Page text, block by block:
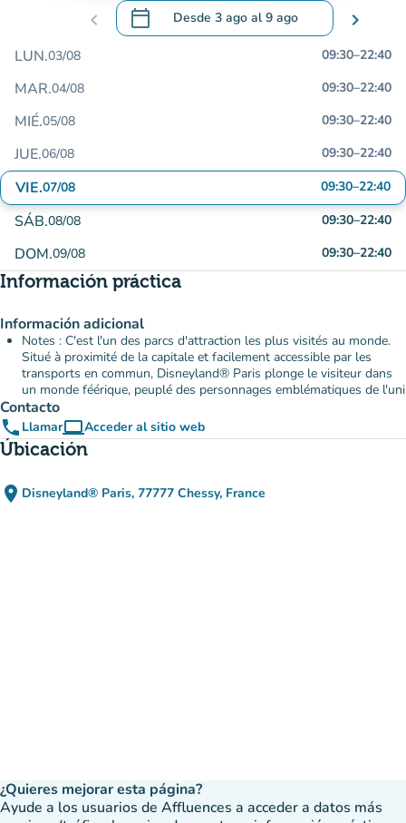
chevron_left calendar_today Desde 3 ago al9 ago
.Abra el calendario para cambiar las
chevron_right
LUN.03/08 09:30–22:40
MAR.04/08 09:30–22:40
MIÉ.05/08 09:30–22:40
JUE.06/08 09:30–22:40
VIE.07/08 09:30–22:40
SÁB.08/08 09:30–22:40
DOM.09/08 09:30–22:40
Información práctica
Información adicional
Notes : C'est l'un des parcs d'attraction les plus visités au monde.
Situé à proximité de la capitale et facilement accessible par les
transports en commun, Disneyland® Paris plonge le visiteur dans
un monde féérique, peuplé des personnages emblématiques de l'uni
Contacto
phone LlamarcomputerAcceder al sitio web
(nueva pestaña)
Úbicación
place Disneyland® Paris, 77777 Chessy, France
(abrir en Google Maps)
(nueva pestaña)
¿Quieres mejorar esta página?
Ayude a los usuarios de Affluences a acceder a datos más